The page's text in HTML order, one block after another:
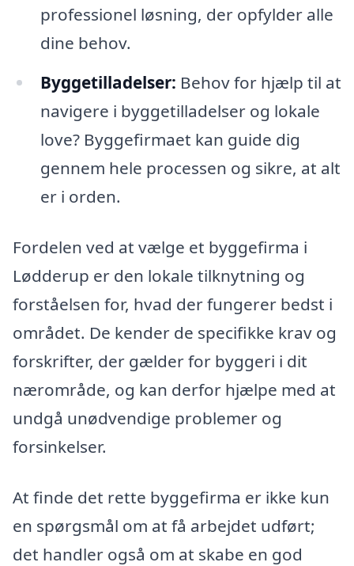
professionel løsning, der opfylder alle
dine behov.
Byggetilladelser: Behov for hjælp til at
navigere i byggetilladelser og lokale
love? Byggefirmaet kan guide dig
gennem hele processen og sikre, at alt
er i orden.
Fordelen ved at vælge et byggefirma i
Lødderup er den lokale tilknytning og
forståelsen for, hvad der fungerer bedst i
området. De kender de specifikke krav og
forskrifter, der gælder for byggeri i dit
nærområde, og kan derfor hjælpe med at
undgå unødvendige problemer og
forsinkelser.
At finde det rette byggefirma er ikke kun
en spørgsmål om at få arbejdet udført;
det handler også om at skabe en god